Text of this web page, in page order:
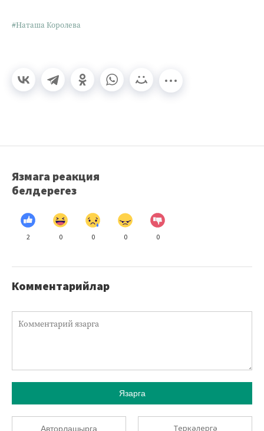
#Наташа Королева
Язмага реакция
белдерегез
2 0 0 0 0
Комментарийлар
Язарга
Авторлашырга Теркәлергә